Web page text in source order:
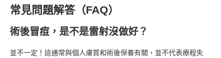
常見問題解答（FAQ）
術後冒痘，是不是雷射沒做好？
並不一定！這通常與個人膚質和術後保養有關，並不代表療程失